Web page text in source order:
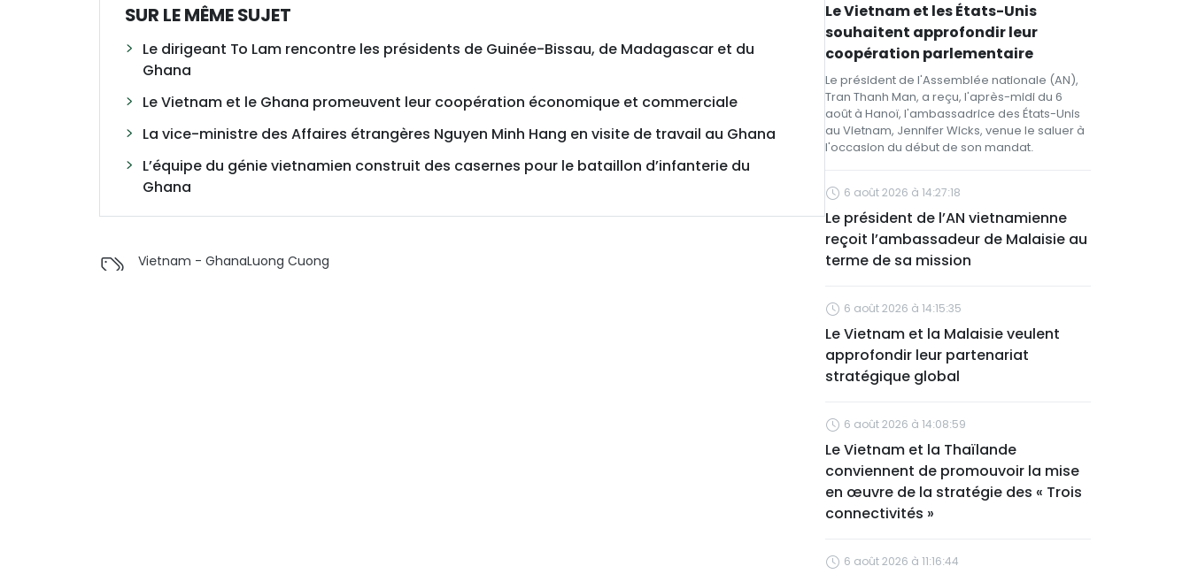
SUR LE MÊME SUJET
Le dirigeant To Lam rencontre les présidents de Guinée-Bissau, de Madagascar et du
Ghana
Le Vietnam et le Ghana promeuvent leur coopération économique et commerciale
La vice-ministre des Affaires étrangères Nguyen Minh Hang en visite de travail au Ghana
L’équipe du génie vietnamien construit des casernes pour le bataillon d’infanterie du
Ghana
Vietnam - GhanaLuong Cuong
Le Vietnam et les États-Unis
souhaitent approfondir leur
coopération parlementaire
Le président de l'Assemblée nationale (AN),
Tran Thanh Man, a reçu, l'après-midi du 6
août à Hanoï, l'ambassadrice des États-Unis
au Vietnam, Jennifer Wicks, venue le saluer à
l'occasion du début de son mandat.
6 août 2026 à 14:27:18
Le président de l’AN vietnamienne
reçoit l’ambassadeur de Malaisie au
terme de sa mission
6 août 2026 à 14:15:35
Le Vietnam et la Malaisie veulent
approfondir leur partenariat
stratégique global
6 août 2026 à 14:08:59
Le Vietnam et la Thaïlande
conviennent de promouvoir la mise
en œuvre de la stratégie des « Trois
connectivités »
6 août 2026 à 11:16:44